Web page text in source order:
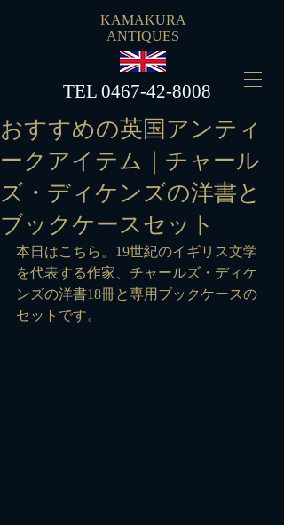
KAMAKURA
ANTIQUES
​TEL 0467-42-8008
おすすめの英国アンティ
ークアイテム｜チャール
ズ・ディケンズの洋書と
ブックケースセット
本日はこちら。19世紀のイギリス文学
を代表する作家、チャールズ・ディケ
ンズの洋書18冊と専用ブックケースの
セットです。